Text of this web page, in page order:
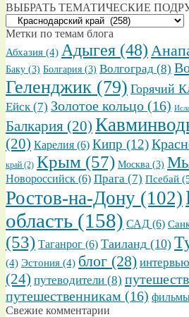
ВЫБРАТЬ ТЕМАТИЧЕСКИЕ
ВЫБРАТЬ
ТЕМАТИЧЕСКИЕ
ПОДРУБРИКИ
Метки по темам блога
Абхазия (4) Адыгея (48)
Баку (3) Болгария (3) Волгоград (8)
Геленджик (79) Горячий
Ейск (7) Золотое кольцо (16)
Балкария (20)
(20) Карелия (6) Кипр (12)
край (2) Крым (57) Москва (3)
Новороссийск (6) Прага (7) Псебай
Ростов-на-Дону (102)
область (158) САД (6)
(53) Таганрог (6) Таиланд (10)
(4) Эстония (4) блог (28) интервью
(24) путеводители (8)
путешественникам (16)
Свежие комментарии